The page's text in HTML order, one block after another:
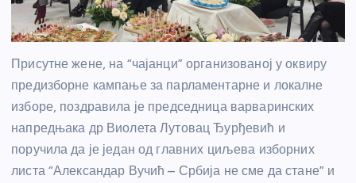
Присутне жене, на “чајанци” организованој у оквиру
предизборне кампање за парламентарне и локалне
изборе, поздравила је председница варваринских
напредњака др Виолета Лутовац Ђурђевић и
поручила да је један од главних циљева изборних
листа “Александар Вучић – Србија не сме да стане” и